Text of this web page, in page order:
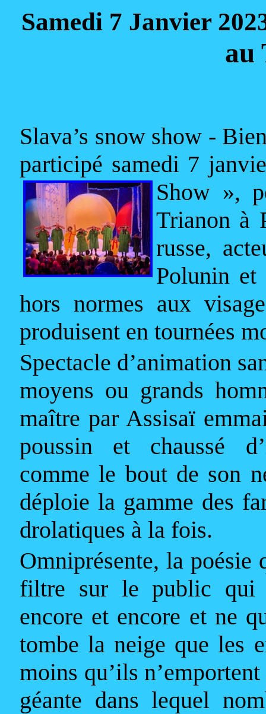
Samedi 7 Janvier
au
Slava’s snow show -
participé samedi 7
Show »,
Trianon à
russe,
Polunin et
hors normes aux
produisent en tournées
Spectacle d’animation
moyens ou grands
maître par Assisaï
poussin et chaussé
comme le bout de son
déploie la gamme des
drolatiques à la fois.
Omniprésente, la poésie
filtre sur le public qui
encore et encore et ne
tombe la neige que les
moins qu’ils
géante dans lequel